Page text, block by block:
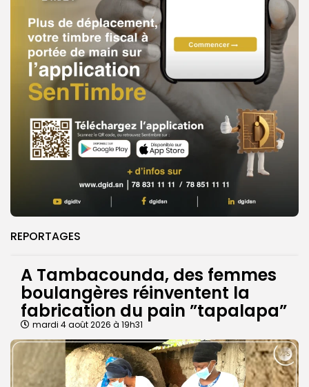
REPORTAGES
A Tambacounda, des femmes
boulangères réinventent la
fabrication du pain ”tapalapa”
mardi 4 août 2026 à 19h31